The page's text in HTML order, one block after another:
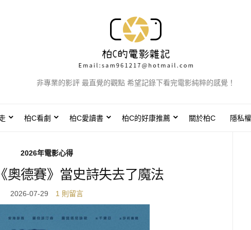
非專業的影評 最直覺的觀點 希望記錄下看完電影純粹的感覺！
柏C看劇 柏C愛讀書 柏C的好康推薦 關於柏C 隱私
2026年電影心得
奧德賽》當史詩失去了魔法
2026-07-29 1 則留言